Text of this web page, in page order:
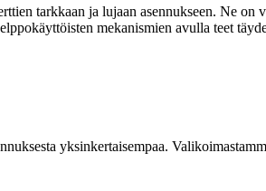
tarkkaan ja lujaan asennukseen. Ne on
mekanismien avulla teet
yksinkertaisempaa.